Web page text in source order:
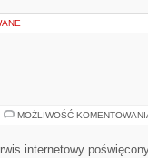
MOŻLIWOŚĆ
internetowy